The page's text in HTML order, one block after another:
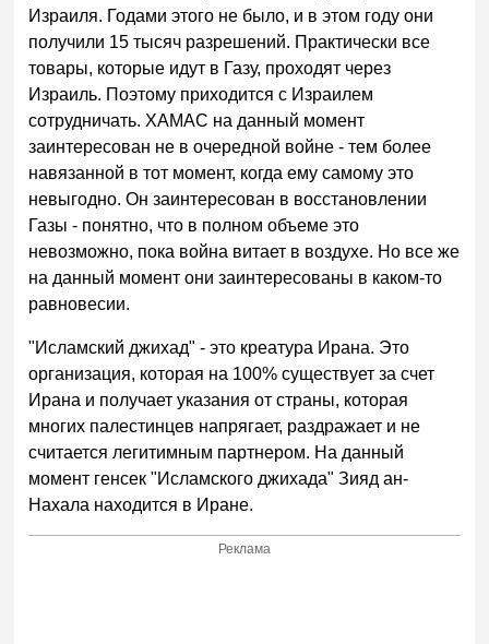
Израиля. Годами этого не было, и в этом году они
получили 15 тысяч разрешений. Практически все
товары, которые идут в Газу, проходят через
Израиль. Поэтому приходится с Израилем
сотрудничать. ХАМАС на данный момент
заинтересован не в очередной войне - тем более
навязанной в тот момент, когда ему самому это
невыгодно. Он заинтересован в восстановлении
Газы - понятно, что в полном объеме это
невозможно, пока война витает в воздухе. Но все же
на данный момент они заинтересованы в каком-то
равновесии.
"Исламский джихад" - это креатура Ирана. Это
организация, которая на 100% существует за счет
Ирана и получает указания от страны, которая
многих палестинцев напрягает, раздражает и не
считается легитимным партнером. На данный
момент генсек "Исламского джихада" Зияд ан-
Нахала находится в Иране.
Реклама